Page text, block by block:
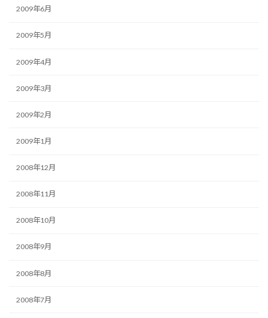
2009年6月
2009年5月
2009年4月
2009年3月
2009年2月
2009年1月
2008年12月
2008年11月
2008年10月
2008年9月
2008年8月
2008年7月